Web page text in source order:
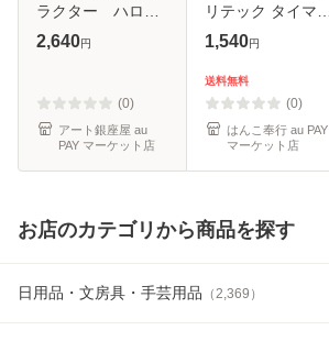
ラクター ハロー
キティ スタンド
2,640円
(0)
アート銀座屋 au
PAY マーケット店
リテック タイマー
式学習法 小学生 中
強 テスト勉強 勉強
かわいい おしゃれ
勉強
1,540円
送料無料
(0)
はんこ奉行 au PAY
マーケット店
お店のカテゴリから商品を探す
日用品・文房具・手芸用品 （ 2,369 ）